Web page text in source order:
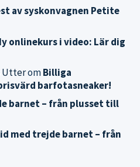
av syskonvagnen Petite
onlinekurs i video: Lär dig
UtteromBilliga
barfotasneaker!
barnet – från plusset till
med trejde barnet – från